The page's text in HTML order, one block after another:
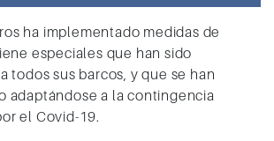
ha implementado medidas de
especiales que han sido
todos sus barcos, y que se han
adaptándose a la contingencia
el Covid-19.